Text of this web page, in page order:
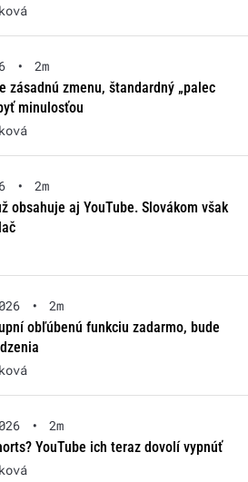
•
2m
zásadnú zmenu, štandardný „palec
minulosťou
•
2m
obsahuje aj YouTube. Slovákom však
•
2m
obľúbenú funkciu zadarmo, bude
•
2m
YouTube ich teraz dovolí vypnúť